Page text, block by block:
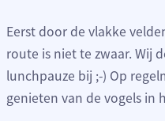
Eerst door de vlakke
route is niet te zwaar. Wij
lunchpauze bij ;-) Op
genieten van de vogels in